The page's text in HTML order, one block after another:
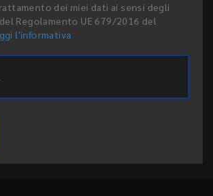
dei miei dati ai sensi degli
Regolamento UE 679/2016 del
l'informativa